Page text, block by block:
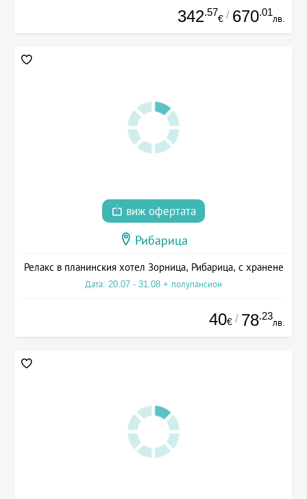
342.57
€ / 670.01
лв.
виж офертата
Рибарица
Релакс в планинския хотел Зорница, Рибарица, с хранене
Дата: 20.07 - 31.08 + полупансион
40€ / 78.23
лв.